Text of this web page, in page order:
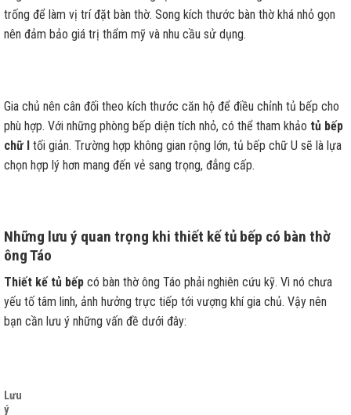
trống để làm vị trí đặt bàn thờ. Song kích thước bàn thờ khá nhỏ gọn
nên đảm bảo giá trị thẩm mỹ và nhu cầu sử dụng.
Gia chủ nên cân đối theo kích thước căn hộ để điều chỉnh tủ bếp cho
phù hợp. Với những phòng bếp diện tích nhỏ, có thể tham khảo tủ bếp
chữ I tối giản. Trường hợp không gian rộng lớn, tủ bếp chữ U sẽ là lựa
chọn hợp lý hơn mang đến vẻ sang trọng, đẳng cấp.
Những lưu ý quan trọng khi thiết kế tủ bếp có bàn thờ
ông Táo
Thiết kế tủ bếp có bàn thờ ông Táo phải nghiên cứu kỹ. Vì nó chưa
yếu tố tâm linh, ảnh hưởng trực tiếp tới vượng khí gia chủ. Vậy nên
bạn cần lưu ý những vấn đề dưới đây:
Lưu
ý